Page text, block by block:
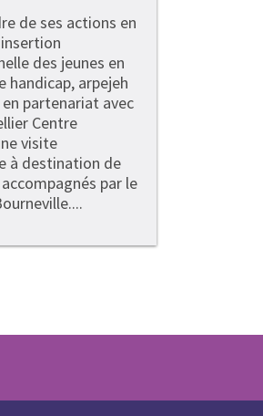
de ses actions en
des jeunes en
handicap, arpejeh
partenariat avec
Centre
visite
à destination de
par le